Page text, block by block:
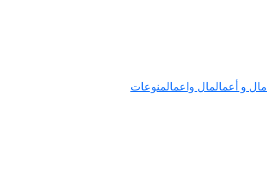
مال و أعمالمال واعمالمنوعات